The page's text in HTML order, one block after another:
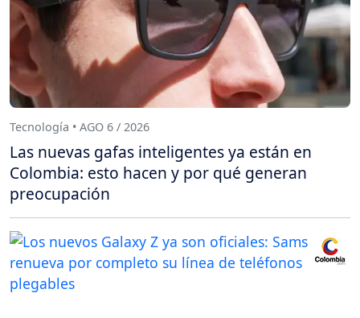
Tecnología • AGO 6 / 2026
Las nuevas gafas inteligentes ya están en
Colombia: esto hacen y por qué generan
preocupación